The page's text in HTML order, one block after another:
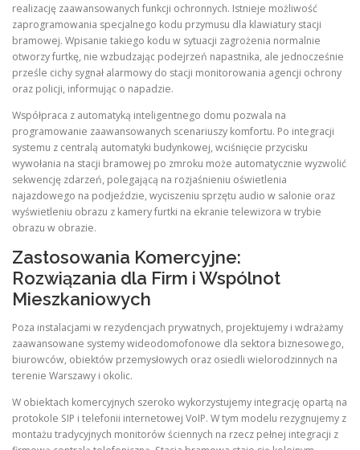
realizację zaawansowanych funkcji ochronnych. Istnieje możliwość
zaprogramowania specjalnego kodu przymusu dla klawiatury stacji
bramowej. Wpisanie takiego kodu w sytuacji zagrożenia normalnie
otworzy furtkę, nie wzbudzając podejrzeń napastnika, ale jednocześnie
prześle cichy sygnał alarmowy do stacji monitorowania agencji ochrony
oraz policji, informując o napadzie.
Współpraca z automatyką inteligentnego domu pozwala na
programowanie zaawansowanych scenariuszy komfortu. Po integracji
systemu z centralą automatyki budynkowej, wciśnięcie przycisku
wywołania na stacji bramowej po zmroku może automatycznie wyzwolić
sekwencję zdarzeń, polegającą na rozjaśnieniu oświetlenia
najazdowego na podjeździe, wyciszeniu sprzętu audio w salonie oraz
wyświetleniu obrazu z kamery furtki na ekranie telewizora w trybie
obrazu w obrazie.
Zastosowania Komercyjne:
Rozwiązania dla Firm i Wspólnot
Mieszkaniowych
Poza instalacjami w rezydencjach prywatnych, projektujemy i wdrażamy
zaawansowane systemy wideodomofonowe dla sektora biznesowego,
biurowców, obiektów przemysłowych oraz osiedli wielorodzinnych na
terenie Warszawy i okolic.
W obiektach komercyjnych szeroko wykorzystujemy integrację opartą na
protokole SIP i telefonii internetowej VoIP. W tym modelu rezygnujemy z
montażu tradycyjnych monitorów ściennych na rzecz pełnej integracji z